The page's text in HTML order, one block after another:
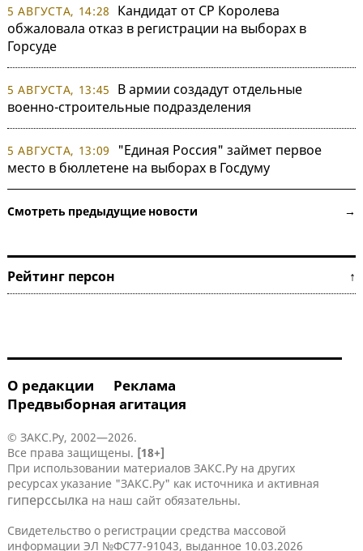
5 АВГУСТА, 14:28
Кандидат от СР Королева
обжаловала отказ в регистрации на выборах в
Горсуде
5 АВГУСТА, 13:45
В армии создадут отдельные
военно-строительные подразделения
5 АВГУСТА, 13:09
"Единая Россия" займет первое
место в бюллетене на выборах в Госдуму
Смотреть предыдущие новости →
Рейтинг персон ↑
О редакции
Реклама
Предвыборная агитация
© ЗАКС.Ру, 2002—2026.
Все права защищены. [18+]
При использовании материалов ЗАКС.Ру на других
ресурсах указание "ЗАКС.Ру" как источника и активная
гиперссылка на наш сайт обязательны.
Свидетельство о регистрации средства массовой
информации ЭЛ №ФС77-91043, выданное 10.03.2026